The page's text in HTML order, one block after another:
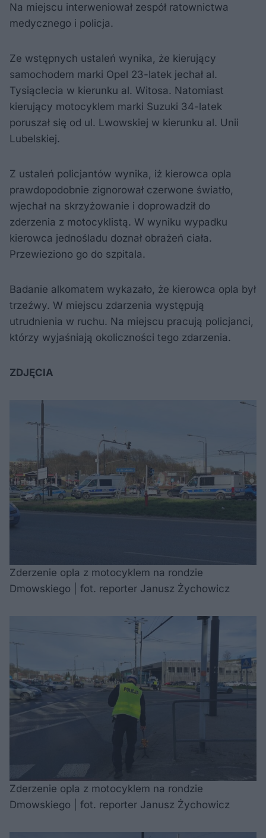
Na miejscu interweniował zespół ratownictwa
medycznego i policja.
Ze wstępnych ustaleń wynika, że kierujący
samochodem marki Opel 23-latek jechał al.
Tysiąclecia w kierunku al. Witosa. Natomiast
kierujący motocyklem marki Suzuki 34-latek
poruszał się od ul. Lwowskiej w kierunku al. Unii
Lubelskiej.
Z ustaleń policjantów wynika, iż kierowca opla
prawdopodobnie zignorował czerwone światło,
wjechał na skrzyżowanie i doprowadził do
zderzenia z motocyklistą. W wyniku wypadku
kierowca jednośladu doznał obrażeń ciała.
Przewieziono go do szpitala.
Badanie alkomatem wykazało, że kierowca opla był
trzeźwy. W miejscu zdarzenia występują
utrudnienia w ruchu. Na miejscu pracują policjanci,
którzy wyjaśniają okoliczności tego zdarzenia.
ZDJĘCIA
Zderzenie opla z motocyklem na rondzie
Dmowskiego | fot. reporter Janusz Żychowicz
Zderzenie opla z motocyklem na rondzie
Dmowskiego | fot. reporter Janusz Żychowicz